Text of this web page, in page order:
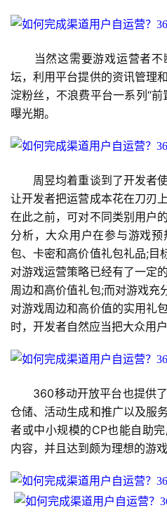
休
戏
2
2
十
三
届
金
茶
奖
0
日
茶
当然这需要游戏运营者不
坛，利用平台提供的资讯管理
淀粉丝，不浪费平台一系列“
曝光期。
周昱均着重谈到了开发者使
让开发者把运营成本花在刀刃
在此之前，可对不同类别用户
分析，大众用户在参与游戏
包、卡密和高价值礼包礼品;目
对游戏运营策略已经有了一定
周边和高价值礼包;而对游戏充
对游戏周边和高价值的实用礼
时，开发者自然应当把大众用
360移动开放平台也提供了
仓储、活动生成和推广以及服
者或中小规模的CP也能自助
内容，并且达到颇为理想的游戏